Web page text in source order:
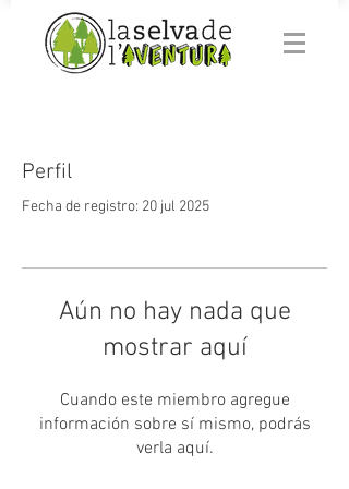
Perfil
Fecha de registro: 20 jul 2025
Aún no hay nada que
mostrar aquí
Cuando este miembro agregue
información sobre sí mismo, podrás
verla aquí.